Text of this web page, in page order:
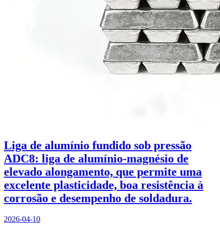
Liga de alumínio fundido sob pressão
ADC8: liga de alumínio-magnésio de
elevado alongamento, que permite uma
excelente plasticidade, boa resistência à
corrosão e desempenho de soldadura.
2026-04-10